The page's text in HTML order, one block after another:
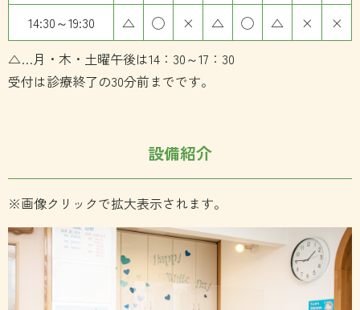
14:30～19:30
△ ◯ × △ ◯ △ ×
×
△…月・木・土曜午後は14：30～17：30
受付は診療終了の30分前までです。
設備紹介
※画像クリックで拡大表示されます。